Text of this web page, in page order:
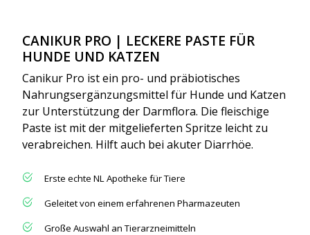
CANIKUR PRO | LECKERE PASTE FÜR
HUNDE UND KATZEN
Erste echte NL Apotheke für Tiere
Geleitet von einem erfahrenen Pharmazeuten
Große Auswahl an Tierarzneimitteln
Canikur Pro ist ein pro- und präbiotisches
Nahrungsergänzungsmittel für Hunde und Katzen
zur Unterstützung der Darmflora. Die fleischige
Paste ist mit der mitgelieferten Spritze leicht zu
verabreichen. Hilft auch bei akuter Diarrhöe.